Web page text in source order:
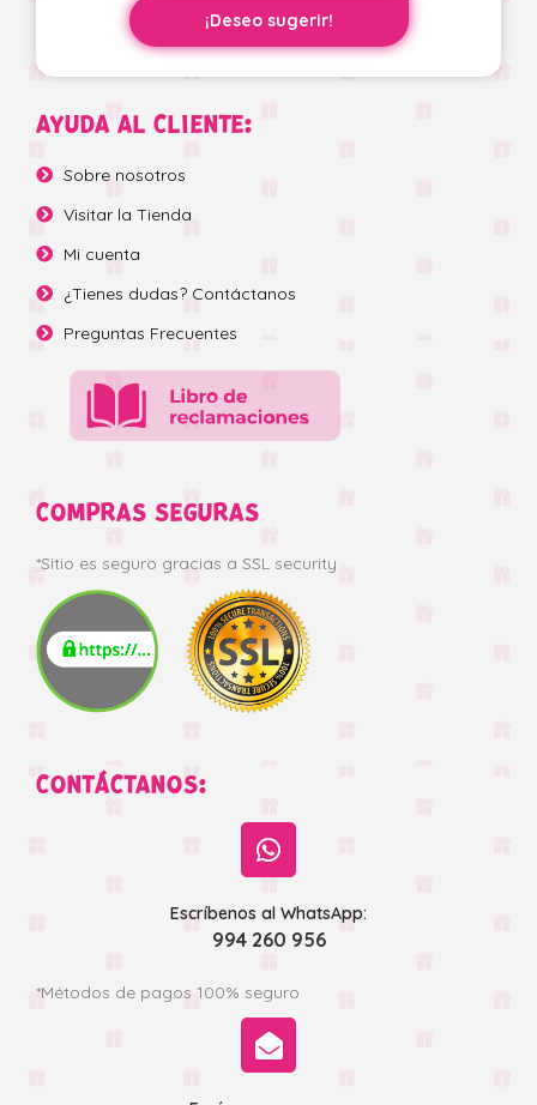
¡Deseo sugerir!
AYUDA AL CLIENTE:
Sobre nosotros
Visitar la Tienda
Mi cuenta
¿Tienes dudas? Contáctanos
Preguntas Frecuentes
COMPRAS SEGURAS
*Sitio es seguro gracias a SSL security
CONTÁCTANOS:
Escríbenos al WhatsApp:
994 260 956
*Métodos de pagos 100% seguro